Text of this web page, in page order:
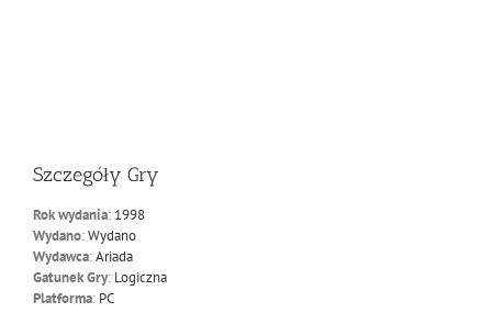
Szczegóły Gry
Rok wydania: 1998
Wydano:Wydano
Wydawca:Ariada
Gatunek Gry: Logiczna
Platforma: PC